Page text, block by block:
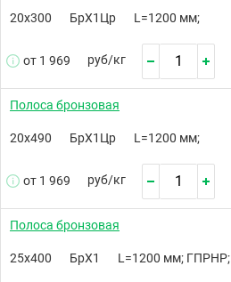
20х300 БрХ1Цр L=1200 мм;
от 1 969 руб/кг
Полоса бронзовая
20х490 БрХ1Цр L=1200 мм;
от 1 969 руб/кг
Полоса бронзовая
25х400 БрХ1 L=1200 мм; ГПРНР;